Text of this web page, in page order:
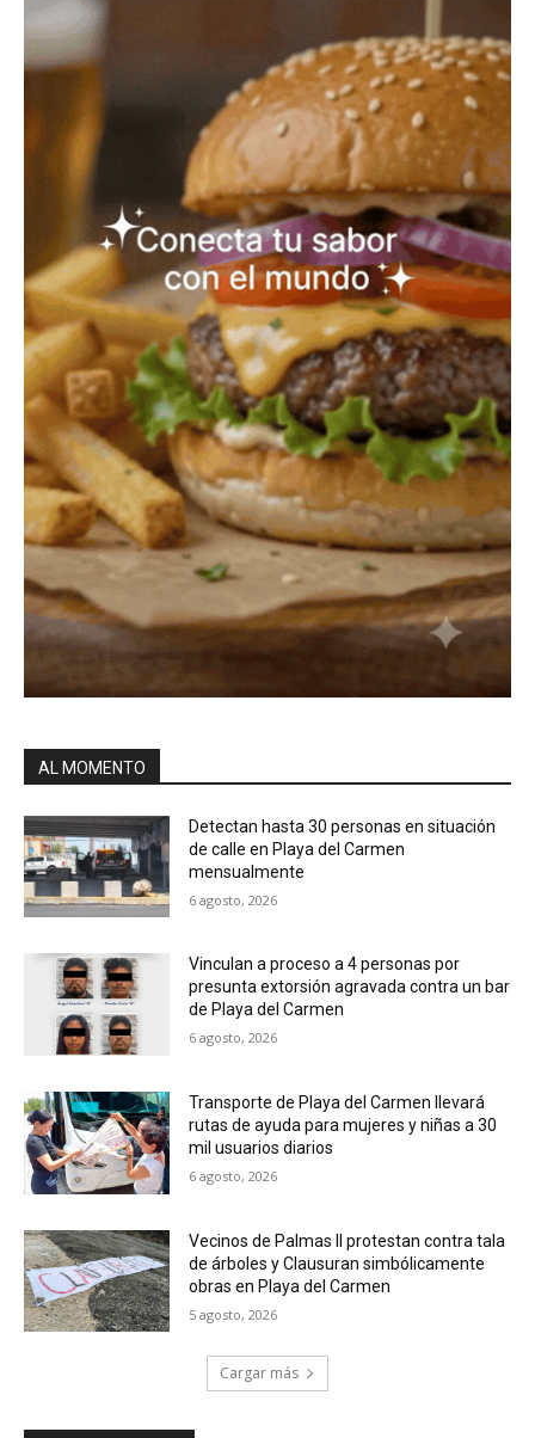
AL MOMENTO
Detectan hasta 30 personas en situación
de calle en Playa del Carmen
mensualmente
6 agosto, 2026
Vinculan a proceso a 4 personas por
presunta extorsión agravada contra un bar
de Playa del Carmen
6 agosto, 2026
Transporte de Playa del Carmen llevará
rutas de ayuda para mujeres y niñas a 30
mil usuarios diarios
6 agosto, 2026
Vecinos de Palmas II protestan contra tala
de árboles y Clausuran simbólicamente
obras en Playa del Carmen
5 agosto, 2026
Cargar más